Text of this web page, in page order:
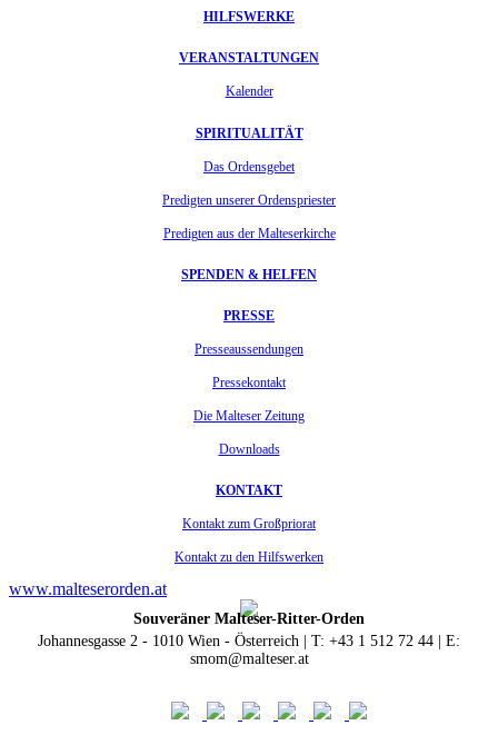
HILFSWERKE
VERANSTALTUNGEN
Kalender
SPIRITUALITÄT
Das Ordensgebet
Predigten unserer Ordenspriester
Predigten aus der Malteserkirche
SPENDEN & HELFEN
PRESSE
Presseaussendungen
Pressekontakt
Die Malteser Zeitung
Downloads
KONTAKT
Kontakt zum Großpriorat
Kontakt zu den Hilfswerken
www.malteserorden.at
Souveräner Malteser-Ritter-Orden
Johannesgasse 2 - 1010 Wien - Österreich | T: +43 1 512 72 44 | E:
smom@malteser.at